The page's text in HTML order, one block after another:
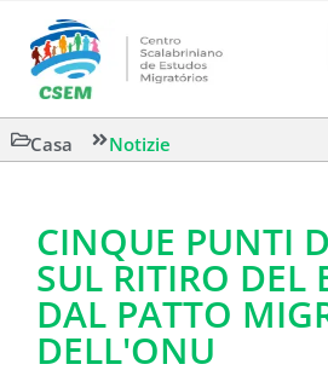
Casa Notizie
CINQUE PUNTI
SUL RITIRO DEL
DAL PATTO
DELL'ONU